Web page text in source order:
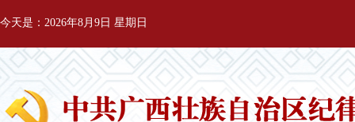
今天是：2026年8月9日 星期日